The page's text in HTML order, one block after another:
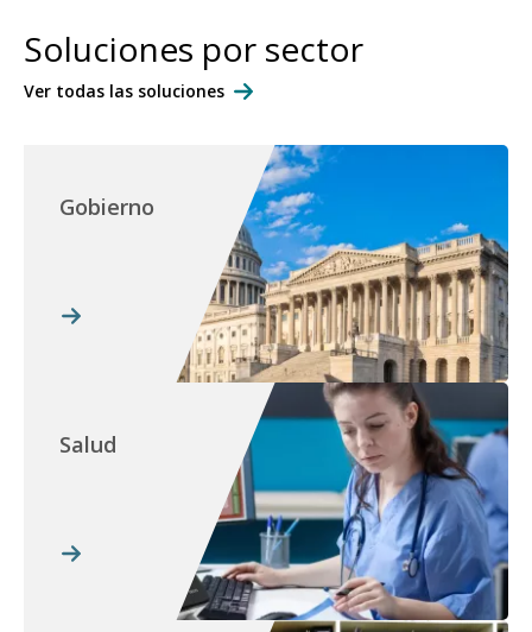
Soluciones por sector
Ver todas las soluciones
Gobierno
Salud